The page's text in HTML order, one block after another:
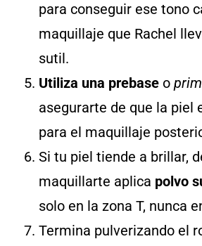
para conseguir ese tono
maquillaje que Rachel
sutil.
Utiliza una prebase o
asegurarte de que la piel
para el maquillaje
Si tu piel tiende a brillar,
maquillarte aplica polvo
solo en la zona T, nunca
Termina pulverizando el